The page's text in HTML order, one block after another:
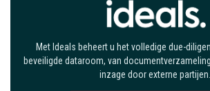
Met Ideals beheert u het volledige due-
beveiligde dataroom, van
inzage door externe partijen.